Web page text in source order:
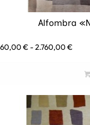
Alfombra
€ - 2.760,00€
desde